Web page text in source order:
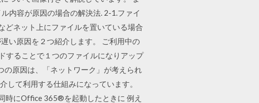
内容が原因の場合の解決法. 2-1.ファイ
どネット上にファイルを置いている場合
い原因を２つ紹介します。 ご利用中の
することで１つのファイルになりアップ
原因は、「ネットワーク」が考えられ
て利用する仕組みになっています。
時にOffice 365®を起動したときに 例え